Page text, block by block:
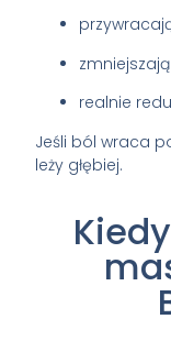
realnie
Jeśli ból wraca
leży głębiej.